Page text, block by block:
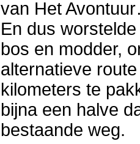
van Het
En dus
bos en modder,
alternatieve
kilometers te
bijna een halve
bestaande weg.